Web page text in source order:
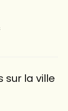
sur la ville